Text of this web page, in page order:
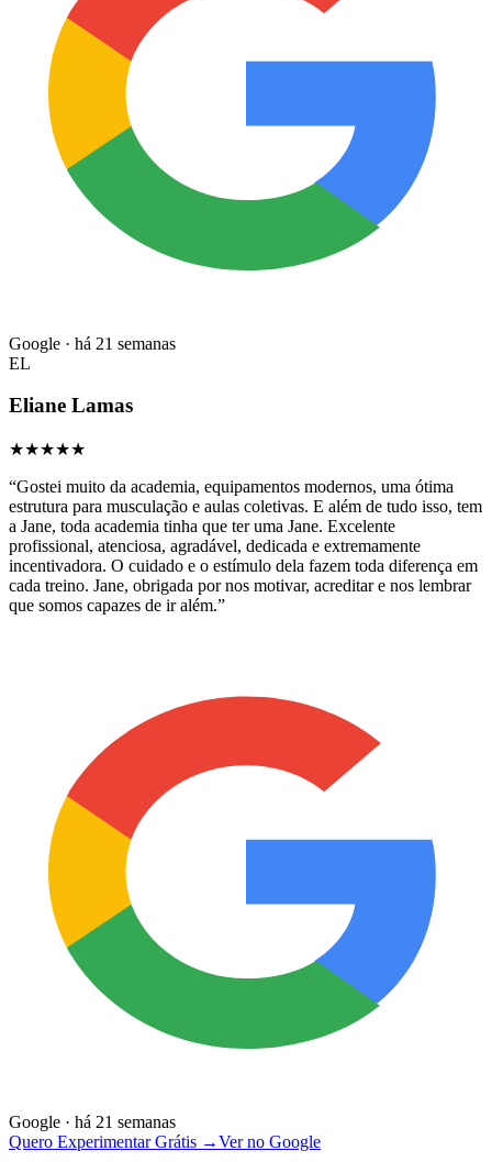
Google · há 21 semanas
EL
Eliane Lamas
★★★★★
“Gostei muito da academia, equipamentos modernos, uma ótima
estrutura para musculação e aulas coletivas. E além de tudo isso, tem
a Jane, toda academia tinha que ter uma Jane. Excelente
profissional, atenciosa, agradável, dedicada e extremamente
incentivadora. O cuidado e o estímulo dela fazem toda diferença em
cada treino. Jane, obrigada por nos motivar, acreditar e nos lembrar
que somos capazes de ir além.”
Google · há 21 semanas
Quero Experimentar Grátis →Ver no Google